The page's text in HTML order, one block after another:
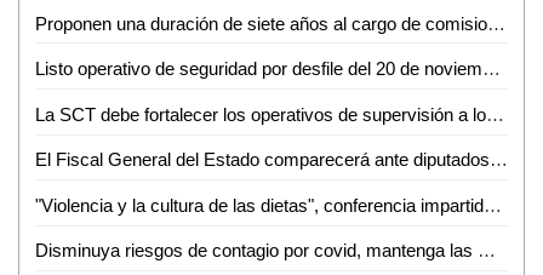
Proponen una duración de siete años al cargo de comisionados numerarios de la CEGAIP
Listo operativo de seguridad por desfile del 20 de noviembre: SSPCE
La SCT debe fortalecer los operativos de supervisión a los taxis
El Fiscal General del Estado comparecerá ante diputados para que los ciudadanos conozcan detalles del trabajo realizado: Dip. Rubén Guajardo
"Violencia y la cultura de las dietas", conferencia impartida en la Facultad de Enfermería y Nutrición (FEN) de la UASLP
Disminuya riesgos de contagio por covid, mantenga las medidas de prevención